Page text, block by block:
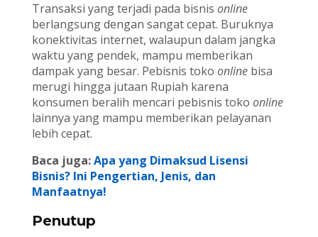
Transaksi yang terjadi pada bisnis online
berlangsung dengan sangat cepat. Buruknya
konektivitas internet, walaupun dalam jangka
waktu yang pendek, mampu memberikan
dampak yang besar. Pebisnis toko onlinebisa
merugi hingga jutaan Rupiah karena
konsumen beralih mencari pebisnis toko online
lainnya yang mampu memberikan pelayanan
lebih cepat.
Baca juga:Apa yang Dimaksud Lisensi
Bisnis? Ini Pengertian, Jenis, dan
Manfaatnya!
Penutup